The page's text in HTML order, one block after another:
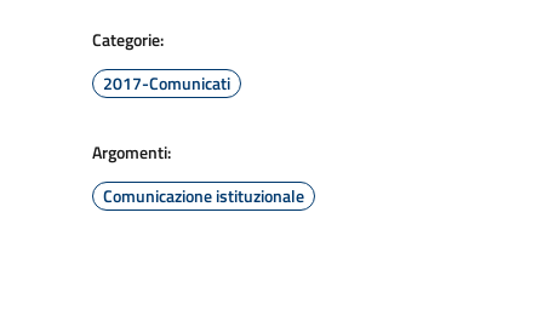
Categorie:
2017-Comunicati
Argomenti:
Comunicazione istituzionale